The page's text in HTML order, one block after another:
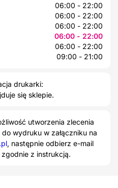
06:00 - 22:00
06:00 - 22:00
06:00 - 22:00
06:00 - 22:00
06:00 - 22:00
09:00 - 21:00
drukarki:
się sklepie.
utworzenia zlecenia
wydruku w załączniku na
, następnie odbierz e-mail
z instrukcją.